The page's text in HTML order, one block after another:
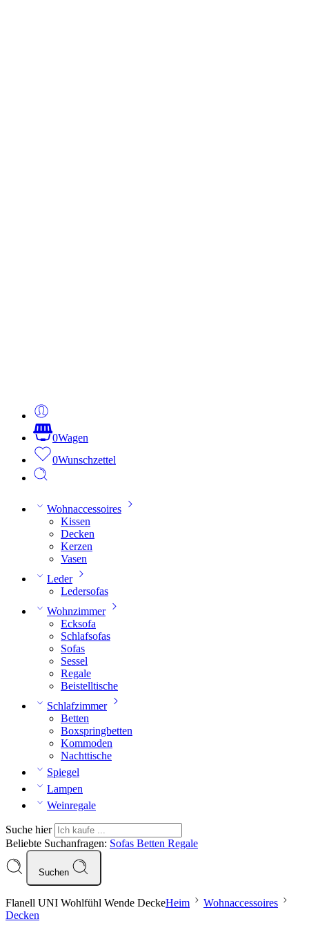
0Wagen
0Wunschzettel
Wohnaccessoires
Kissen
Decken
Kerzen
Vasen
Leder
Ledersofas
Wohnzimmer
Ecksofa
Schlafsofas
Sofas
Sessel
Regale
Beistelltische
Schlafzimmer
Betten
Boxspringbetten
Kommoden
Nachttische
Spiegel
Lampen
Weinregale
Suche hier
Beliebte Suchanfragen: Sofas Betten Regale
Suchen
Flanell UNI Wohlfühl Wende DeckeHeim
Wohnaccessoires
Decken